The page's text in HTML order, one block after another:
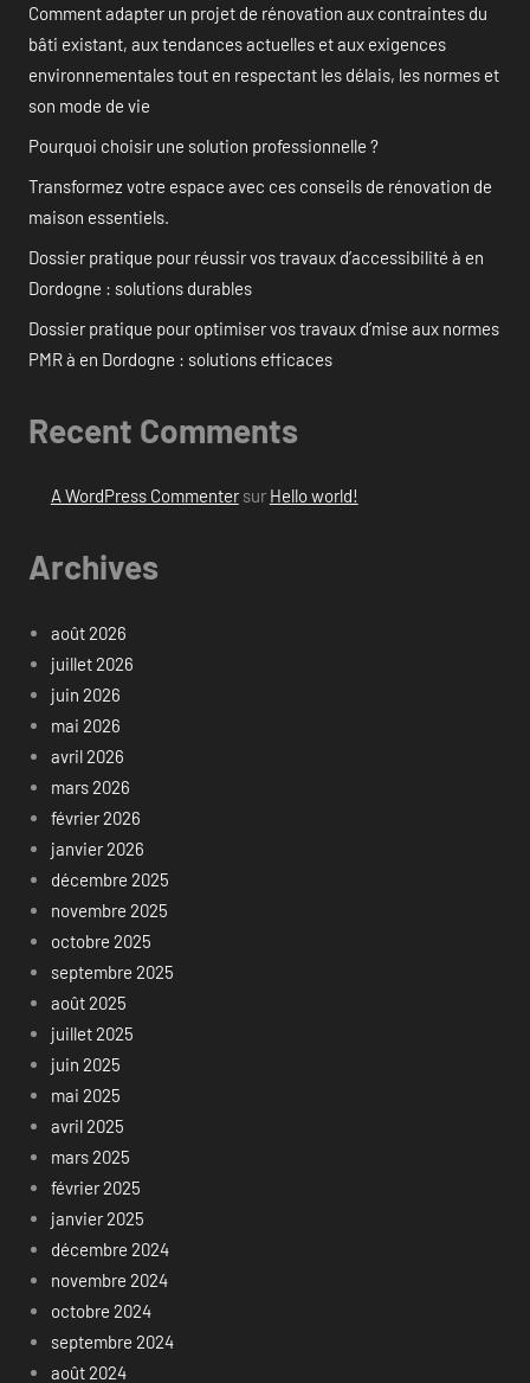
Comment adapter un projet de rénovation aux contraintes du
bâti existant, aux tendances actuelles et aux exigences
environnementales tout en respectant les délais, les normes et
son mode de vie
Pourquoi choisir une solution professionnelle ?
Transformez votre espace avec ces conseils de rénovation de
maison essentiels.
Dossier pratique pour réussir vos travaux d’accessibilité à en
Dordogne : solutions durables
Dossier pratique pour optimiser vos travaux d’mise aux normes
PMR à en Dordogne : solutions efficaces
Recent Comments
A WordPress Commentersur Hello world!
Archives
août 2026
juillet 2026
juin 2026
mai 2026
avril 2026
mars 2026
février 2026
janvier 2026
décembre 2025
novembre 2025
octobre 2025
septembre 2025
août 2025
juillet 2025
juin 2025
mai 2025
avril 2025
mars 2025
février 2025
janvier 2025
décembre 2024
novembre 2024
octobre 2024
septembre 2024
août 2024